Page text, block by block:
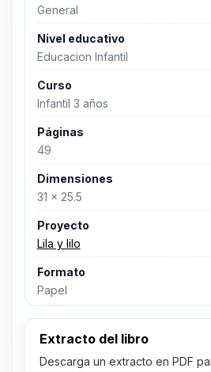
General
Nivel educativo
Educacion Infantil
Curso
Infantil 3 años
Páginas
49
Dimensiones
31 x 25.5
Proyecto
Lila y lilo
Formato
Papel
Extracto del libro
Descarga un extracto en PDF